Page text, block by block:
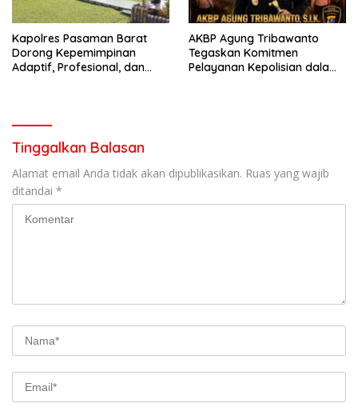
Kapolres Pasaman Barat
Dorong Kepemimpinan
Adaptif, Profesional, dan
AKBP Agung Tribawanto
Tegaskan Komitmen
Pelayanan Kepolisian dalam
Tinggalkan Balasan
Alamat email Anda tidak akan dipublikasikan. Ruas yang wajib
ditandai *